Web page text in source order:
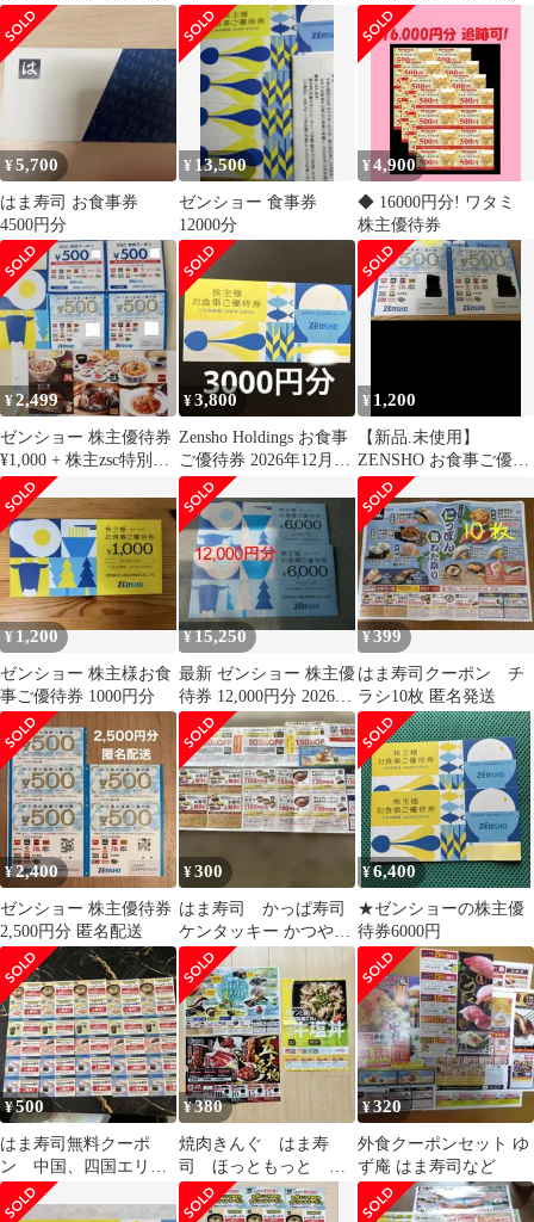
ト 無料券 割引券
寿司 焼肉
¥5,700
はま寿司 お食事券
4500円分
¥ 13,500
ゼンショー 食事券
12000分
¥4,900
◆ 16000円分! ワタミ
株主優待券
¥2,499
ゼンショー 株主優待券
¥1,000 + 株主zsc特別ク
ーポン1000円
¥3,800
Zensho Holdings お食事
ご優待券 2026年12月31
日まで
¥ 1,200
【新品.未使用】
ZENSHO お食事ご優待
券 2枚 ¥1,000
¥1,200
ゼンショー 株主様お食
事ご優待券 1000円分
¥15,250
最新 ゼンショー 株主優
待券 12,000円分 2026年
12月末まで すき家
¥399
はま寿司クーポン チ
ラシ10枚 匿名発送
¥2,400
ゼンショー 株主優待券
2,500円分 匿名配送
¥300
はま寿司 かっぱ寿司
ケンタッキー かつや
割引クーポンセット
¥6,400
★ゼンショーの株主優
待券6000円
¥500
はま寿司無料クーポ
ン 中国、四国エリ
ア 5枚セット約3000円
分以上クーポン
¥380
焼肉きんぐ はま寿
司 ほっともっと 割
引クーポン 食事券
値引き券 割引券
¥320
外食クーポンセット ゆ
ず庵 はま寿司など